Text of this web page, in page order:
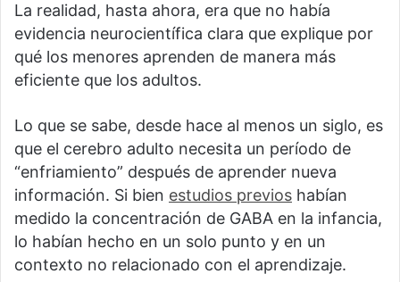
La realidad, hasta ahora, era que no había
evidencia neurocientífica clara que explique por
qué los menores aprenden de manera más
eficiente que los adultos.
Lo que se sabe, desde hace al menos un siglo, es
que el cerebro adulto necesita un período de
“enfriamiento” después de aprender nueva
información. Si bien estudios previos habían
medido la concentración de GABA en la infancia,
lo habían hecho en un solo punto y en un
contexto no relacionado con el aprendizaje.